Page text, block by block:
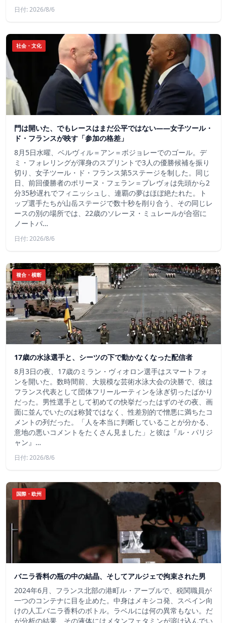
日付: 2026/8/6
社会・文化
門は開いた、でもレースはまだ公平ではない――女子ツール・
ド・フランスが映す「参加の格差」
8月5日水曜、ベルヴィル＝アン＝ボジョレーでのゴール。デ
ミ・フォレリングが渾身のスプリントで3人の優勝候補を振り
切り、女子ツール・ド・フランス第5ステージを制した。同じ
日、前回優勝者のポリーヌ・フェラン＝プレヴォは先頭から2
分35秒遅れでフィニッシュし、連覇の夢はほぼ絶たれた。ト
ップ選手たちが山岳ステージで数十秒を削り合う、その同じレ
ースの別の場所では、22歳のソレーヌ・ミュレールが合宿に
ノートパ…
日付: 2026/8/6
複合・横断
17歳の水泳選手と、シーツの下で動かなくなった配信者
8月3日の夜、17歳のミラン・ヴィオロン選手はスマートフォ
ンを開いた。数時間前、大規模な芸術水泳大会の決勝で、彼は
フランス代表として団体フリールーティンを泳ぎ切ったばかり
だった。男性選手として初めての快挙だったはずのその夜、画
面に並んでいたのは称賛ではなく、性差別的で憎悪に満ちたコ
メントの列だった。「人を本当に判断していることが分かる、
意地の悪いコメントをたくさん見ました」と彼は『ル・パリジ
ャン』…
日付: 2026/8/6
国際・欧州
バニラ香料の瓶の中の結晶、そしてアルジェで拘束された男
2024年6月、フランス北部の港町ル・アーブルで、税関職員が
一つのコンテナに目を止めた。中身はメキシコ発、スペイン向
けの人工バニラ香料のボトル。ラベルには何の異常もない。だ
が分析の結果、その液体にはメタンフェタミンが溶け込んでい